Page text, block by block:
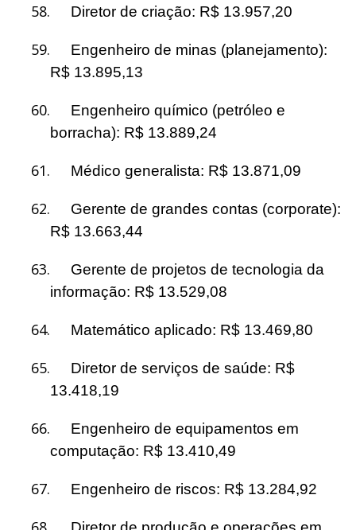
58. Diretor de criação: R$ 13.957,20
59.
Engenheiro de minas (planejamento):
R$ 13.895,13
60.
Engenheiro químico (petróleo e
borracha): R$ 13.889,24
61. Médico generalista: R$ 13.871,09
62.
Gerente de grandes contas (corporate):
R$ 13.663,44
63.
Gerente de projetos de tecnologia da
informação: R$ 13.529,08
64. Matemático aplicado: R$ 13.469,80
65.
Diretor de serviços de saúde: R$
13.418,19
66.
Engenheiro de equipamentos em
computação: R$ 13.410,49
67. Engenheiro de riscos: R$ 13.284,92